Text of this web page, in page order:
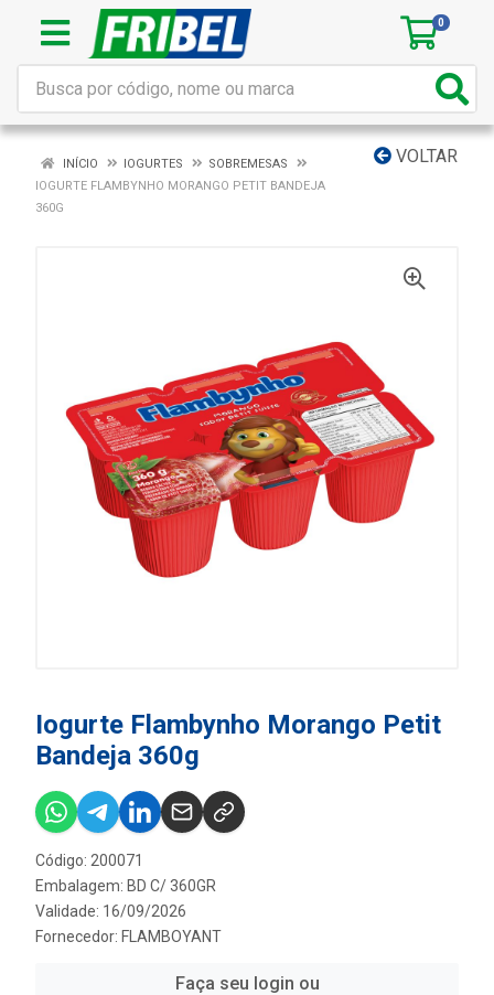
0
VOLTAR
INÍCIO IOGURTES
SOBREMESAS
IOGURTE FLAMBYNHO MORANGO PETIT BANDEJA
360G
Iogurte Flambynho Morango Petit
Bandeja 360g
Código: 200071
Embalagem: BD C/ 360GR
Validade: 16/09/2026
Fornecedor: FLAMBOYANT
Faça seu login ou